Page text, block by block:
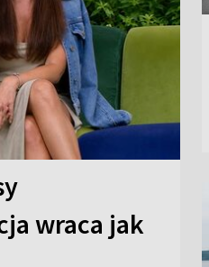
wraca jak